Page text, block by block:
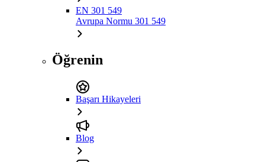
EN 301 549
Avrupa Normu 301 549
Öğrenin
Başarı Hikayeleri
Blog